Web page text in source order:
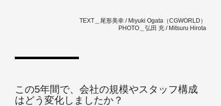
TEXT＿尾形美幸 / Miyuki Ogata（CGWORLD）
PHOTO＿弘田 充 / Mitsuru Hirota
この5年間で、会社の規模やスタッフ構成
はどう変化しましたか？